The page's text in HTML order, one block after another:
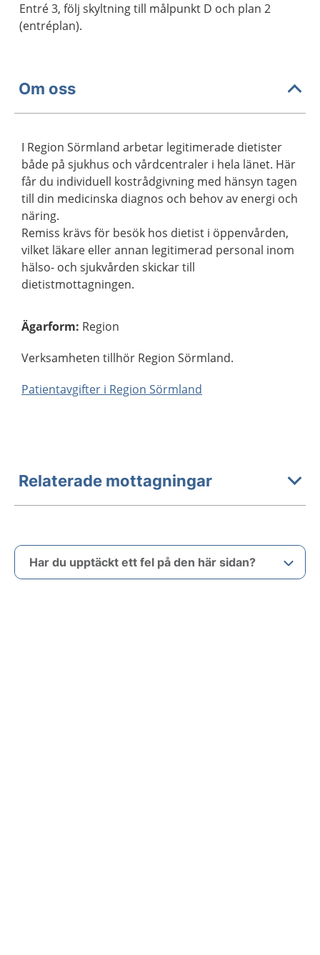
Entré 3, följ skyltning till målpunkt D och plan 2
(entréplan).
Om oss
I Region Sörmland arbetar legitimerade dietister
både på sjukhus och vårdcentraler i hela länet. Här
får du individuell kostrådgivning med hänsyn tagen
till din medicinska diagnos och behov av energi och
näring.
Remiss krävs för besök hos dietist i öppenvården,
vilket läkare eller annan legitimerad personal inom
hälso- och sjukvården skickar till
dietistmottagningen.
Ägarform: Region
Verksamheten tillhör Region Sörmland.
Patientavgifter i Region Sörmland
Relaterade mottagningar
Har du upptäckt ett fel på den här sidan?